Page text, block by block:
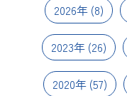
2026年(8)
2023年 (26)
2020年 (57)